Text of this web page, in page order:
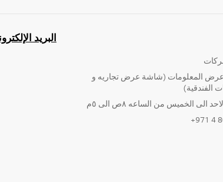
المعلومات (شاشة عرض تجاريه و
الفندقية)
الى الخميس من الساعه ٨ص الى ٥م
البريد